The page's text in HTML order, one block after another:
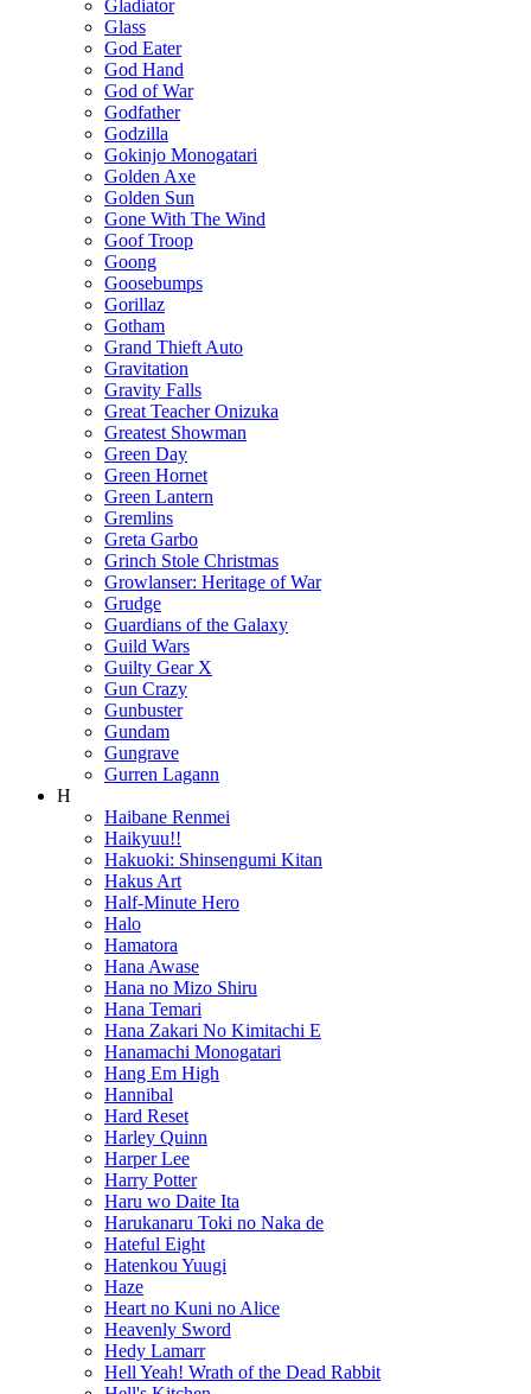
Gladiator
Glass
God Eater
God Hand
God of War
Godfather
Godzilla
Gokinjo Monogatari
Golden Axe
Golden Sun
Gone With The Wind
Goof Troop
Goong
Goosebumps
Gorillaz
Gotham
Grand Thieft Auto
Gravitation
Gravity Falls
Great Teacher Onizuka
Greatest Showman
Green Day
Green Hornet
Green Lantern
Gremlins
Greta Garbo
Grinch Stole Christmas
Growlanser: Heritage of War
Grudge
Guardians of the Galaxy
Guild Wars
Guilty Gear X
Gun Crazy
Gunbuster
Gundam
Gungrave
Gurren Lagann
H
Haibane Renmei
Haikyuu!!
Hakuoki: Shinsengumi Kitan
Hakus Art
Half-Minute Hero
Halo
Hamatora
Hana Awase
Hana no Mizo Shiru
Hana Temari
Hana Zakari No Kimitachi E
Hanamachi Monogatari
Hang Em High
Hannibal
Hard Reset
Harley Quinn
Harper Lee
Harry Potter
Haru wo Daite Ita
Harukanaru Toki no Naka de
Hateful Eight
Hatenkou Yuugi
Haze
Heart no Kuni no Alice
Heavenly Sword
Hedy Lamarr
Hell Yeah! Wrath of the Dead Rabbit